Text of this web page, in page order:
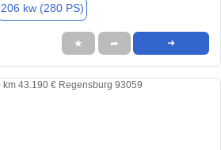
206 kw (280 PS)
★ ➦ ➜